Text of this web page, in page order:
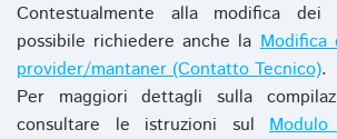
Contestualmente alla modifica dei
possibile richiedere anche laModifica
provider/mantaner (Contatto Tecnico).
Per maggiori dettagli sulla
consultare le istruzioni sul